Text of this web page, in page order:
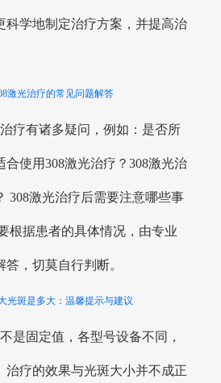
科学地制定治疗方案，并提高治
激光治疗的常见问题解答
疗有诸多疑问，例如：是否所
合使用308激光治疗？308激光治
308激光治疗后需要注意哪些事
根据患者的具体情况，由专业
，切莫自行判断。
光斑是多大：温馨提示与建议
是固定值，各型号设备不同，
治疗的效果与光斑大小并不成正